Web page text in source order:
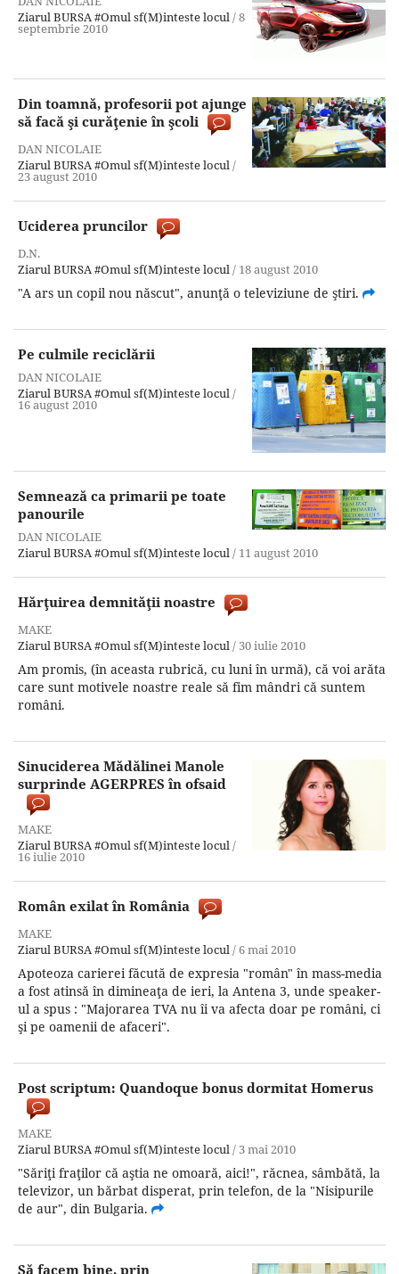
Ziarul BURSA#Omul sf(M)inteste locul/8
septembrie 2010
Din toamnă, profesorii pot ajunge
să facă şi curăţenie în şcoli
DAN NICOLAIE
Ziarul BURSA#Omul sf(M)inteste locul/
23 august 2010
Uciderea pruncilor
D.N.
Ziarul BURSA#Omul sf(M)inteste locul/ 18 august 2010
"A ars un copil nou născut", anunţă o televiziune de ştiri.
Pe culmile reciclării
DAN NICOLAIE
Ziarul BURSA#Omul sf(M)inteste locul/
16 august 2010
Semnează ca primarii pe toate
panourile
DAN NICOLAIE
Ziarul BURSA#Omul sf(M)inteste locul/ 11 august 2010
Hărţuirea demnităţii noastre
MAKE
Ziarul BURSA#Omul sf(M)inteste locul/ 30 iulie 2010
Am promis, (în aceasta rubrică, cu luni în urmă), că voi arăta
care sunt motivele noastre reale să fim mândri că suntem
români.
Sinuciderea Mădălinei Manole
surprinde AGERPRES în ofsaid
MAKE
Ziarul BURSA#Omul sf(M)inteste locul/
16 iulie 2010
Român exilat în România
MAKE
Ziarul BURSA#Omul sf(M)inteste locul/6 mai 2010
Apoteoza carierei făcută de expresia "român" în mass-media
a fost atinsă în dimineaţa de ieri, la Antena 3, unde speaker-
ul a spus : "Majorarea TVA nu îi va afecta doar pe români, ci
şi pe oamenii de afaceri".
Post scriptum: Quandoque bonus dormitat Homerus
MAKE
Ziarul BURSA#Omul sf(M)inteste locul/ 3 mai 2010
"Săriţi fraţilor că aştia ne omoară, aici!", răcnea, sâmbătă, la
televizor, un bărbat disperat, prin telefon, de la "Nisipurile
de aur", din Bulgaria.
Să facem bine, prin